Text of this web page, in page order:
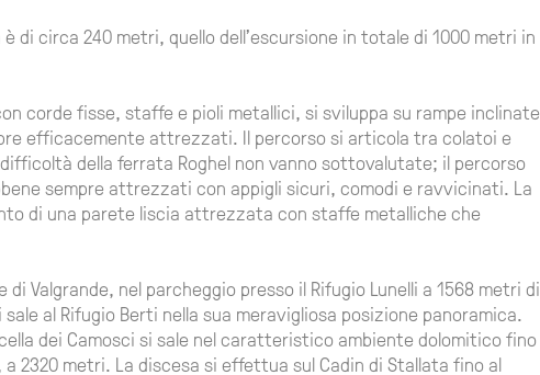
di circa 240 metri, quello dell'escursione in totale di 1000 metri in
corde fisse, staffe e pioli metallici, si sviluppa su rampe inclinate
efficacemente attrezzati. Il percorso si articola tra colatoi e
della ferrata Roghel non vanno sottovalutate; il percorso
sempre attrezzati con appigli sicuri, comodi e ravvicinati. La
di una parete liscia attrezzata con staffe metalliche che
Valgrande, nel parcheggio presso il Rifugio Lunelli a 1568 metri di
al Rifugio Berti nella sua meravigliosa posizione panoramica.
dei Camosci si sale nel caratteristico ambiente dolomitico fino
2320 metri. La discesa si effettua sul Cadin di Stallata fino al